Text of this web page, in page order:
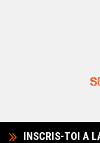
INSCRIS-TOI A